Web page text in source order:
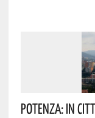
Potenza: In